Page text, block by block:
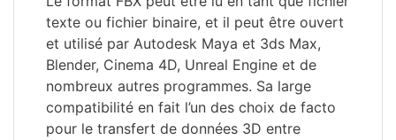
texte ou fichier binaire, et il peut être ouvert
et utilisé par Autodesk Maya et 3ds Max,
Blender, Cinema 4D, Unreal Engine et de
nombreux autres programmes. Sa large
compatibilité en fait l’un des choix de facto
pour le transfert de données 3D entre